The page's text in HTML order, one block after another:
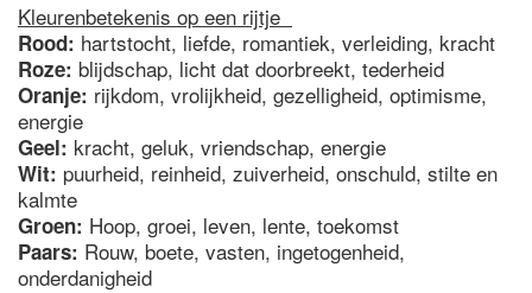
Kleurenbetekenis op een rijtje
Rood: hartstocht, liefde, romantiek, verleiding, kracht
Roze: blijdschap, licht dat doorbreekt, tederheid
Oranje: rijkdom, vrolijkheid, gezelligheid, optimisme,
energie
Geel: kracht, geluk, vriendschap, energie
Wit: puurheid, reinheid, zuiverheid, onschuld, stilte en
kalmte
Groen: Hoop, groei, leven, lente, toekomst
Paars: Rouw, boete, vasten, ingetogenheid,
onderdanigheid